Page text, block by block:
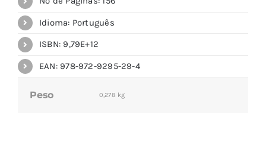
Idioma: Português
ISBN: 9,79E+12
EAN: 978-972-9295-29-4
Peso 0,278 kg